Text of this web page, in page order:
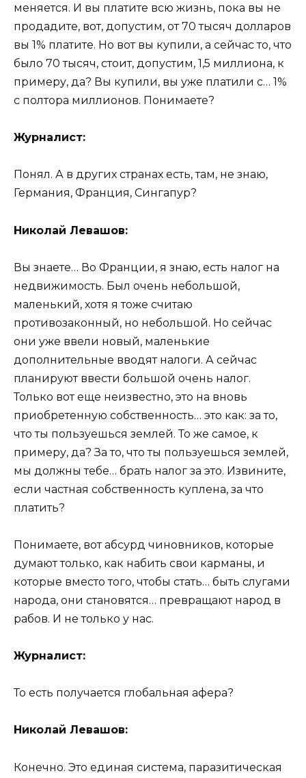
меняется. И вы платите всю жизнь, пока вы не
продадите, вот, допустим, от 70 тысяч долларов
вы 1% платите. Но вот вы купили, а сейчас то, что
было 70 тысяч, стоит, допустим, 1,5 миллиона, к
примеру, да? Вы купили, вы уже платили с… 1%
с полтора миллионов. Понимаете?
Журналист:
Понял. А в других странах есть, там, не знаю,
Германия, Франция, Сингапур?
Николай Левашов:
Вы знаете… Во Франции, я знаю, есть налог на
недвижимость. Был очень небольшой,
маленький, хотя я тоже считаю
противозаконный, но небольшой. Но сейчас
они уже ввели новый, маленькие
дополнительные вводят налоги. А сейчас
планируют ввести большой очень налог.
Только вот еще неизвестно, это на вновь
приобретенную собственность… это как: за то,
что ты пользуешься землей. То же самое, к
примеру, да? За то, что ты пользуешься землей,
мы должны тебе… брать налог за это. Извините,
если частная собственность куплена, за что
платить?
Понимаете, вот абсурд чиновников, которые
думают только, как набить свои карманы, и
которые вместо того, чтобы стать… быть слугами
народа, они становятся… превращают народ в
рабов. И не только у нас.
Журналист:
То есть получается глобальная афера?
Николай Левашов:
Конечно. Это единая система, паразитическая